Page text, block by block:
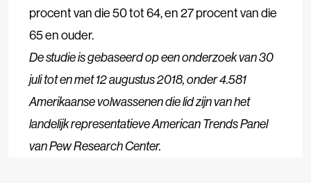
procent van die 50 tot 64, en 27 procent van die
65 en ouder.
De studie is gebaseerd op een onderzoek van 30
juli tot en met 12 augustus 2018, onder 4.581
Amerikaanse volwassenen die lid zijn van het
landelijk representatieve American Trends Panel
van Pew Research Center.